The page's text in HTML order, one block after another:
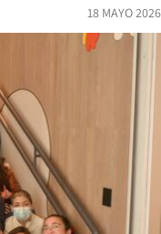
18 MAYO 2026